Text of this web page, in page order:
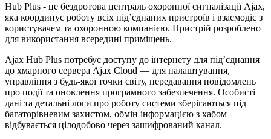
Hub Plus - це бездротова централь охоронної сигналізації Ajax,
яка координує роботу всіх під’єднаних пристроїв і взаємодіє з
користувачем та охоронною компанією. Пристрій розроблено
для використання всередині приміщень.
Ajax Hub Plus потребує доступу до інтернету для під’єднання
до хмарного сервера Ajax Cloud — для налаштування,
управління з будь-якої точки світу, передавання повідомлень
про події та оновлення програмного забезпечення. Особисті
дані та детальні логи про роботу системи зберігаються під
багаторівневим захистом, обмін інформацією з хабом
відбувається цілодобово через зашифрований канал.